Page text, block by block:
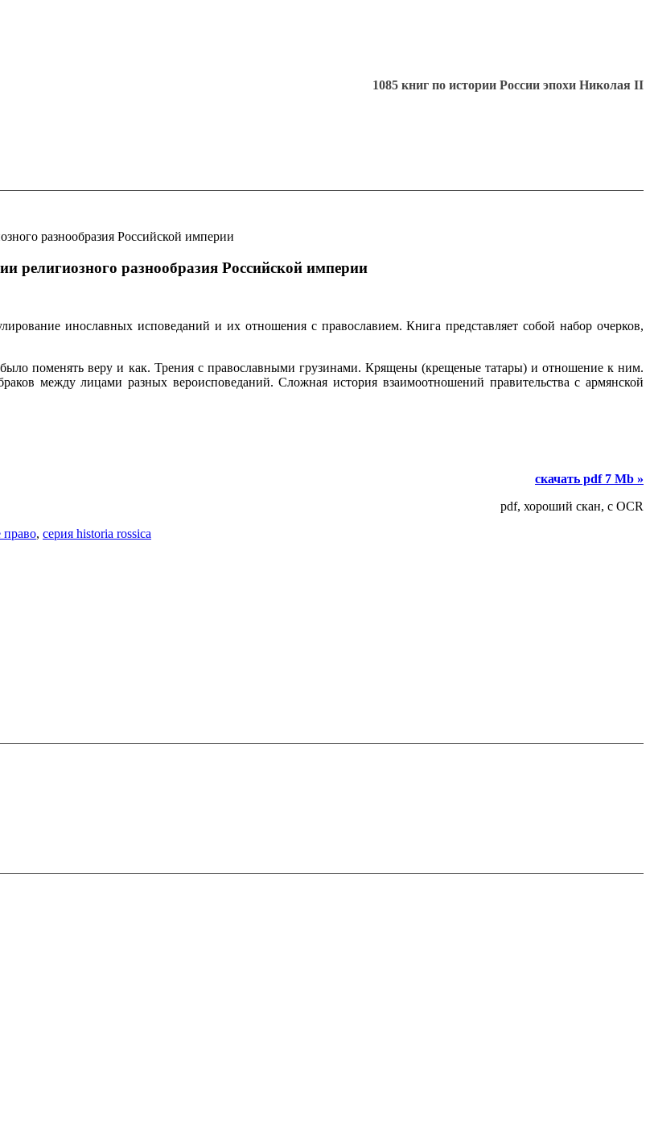
1085 книг по истории России эпохи Николая II
разнообразия Российской империи
религиозного разнообразия Российской империи
инославных исповеданий и их отношения с православием. Книга представляет собой набор очерков,
поменять веру и как. Трения с православными грузинами. Крящены (крещеные татары) и отношение к ним.
между лицами разных вероисповеданий. Сложная история взаимоотношений правительства с армянской
скачать pdf 7 Mb »
pdf, хороший скан, с OCR
право, серия historia rossica